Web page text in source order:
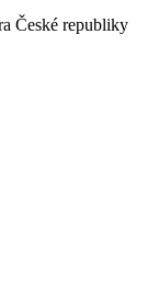
České republiky